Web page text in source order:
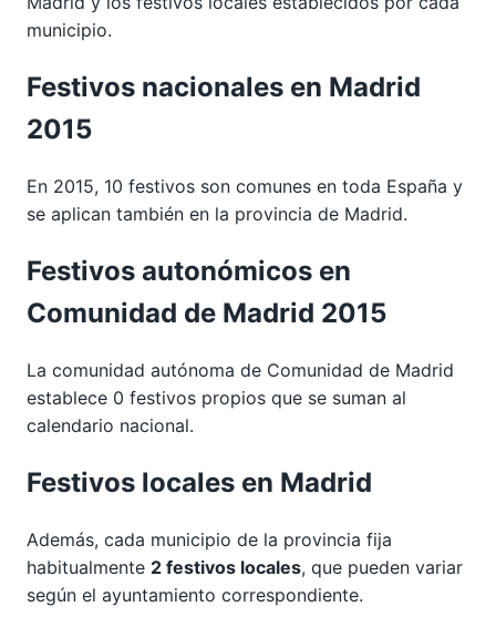
municipio.
Festivos nacionales en Madrid
2015
En 2015, 10 festivos son comunes en toda España y
se aplican también en la provincia de Madrid.
Festivos autonómicos en
Comunidad de Madrid 2015
La comunidad autónoma de Comunidad de Madrid
establece 0 festivos propios que se suman al
calendario nacional.
Festivos locales en Madrid
Además, cada municipio de la provincia fija
habitualmente 2 festivos locales, que pueden variar
según el ayuntamiento correspondiente.